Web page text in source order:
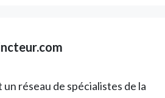
un réseau de spécialistes de la